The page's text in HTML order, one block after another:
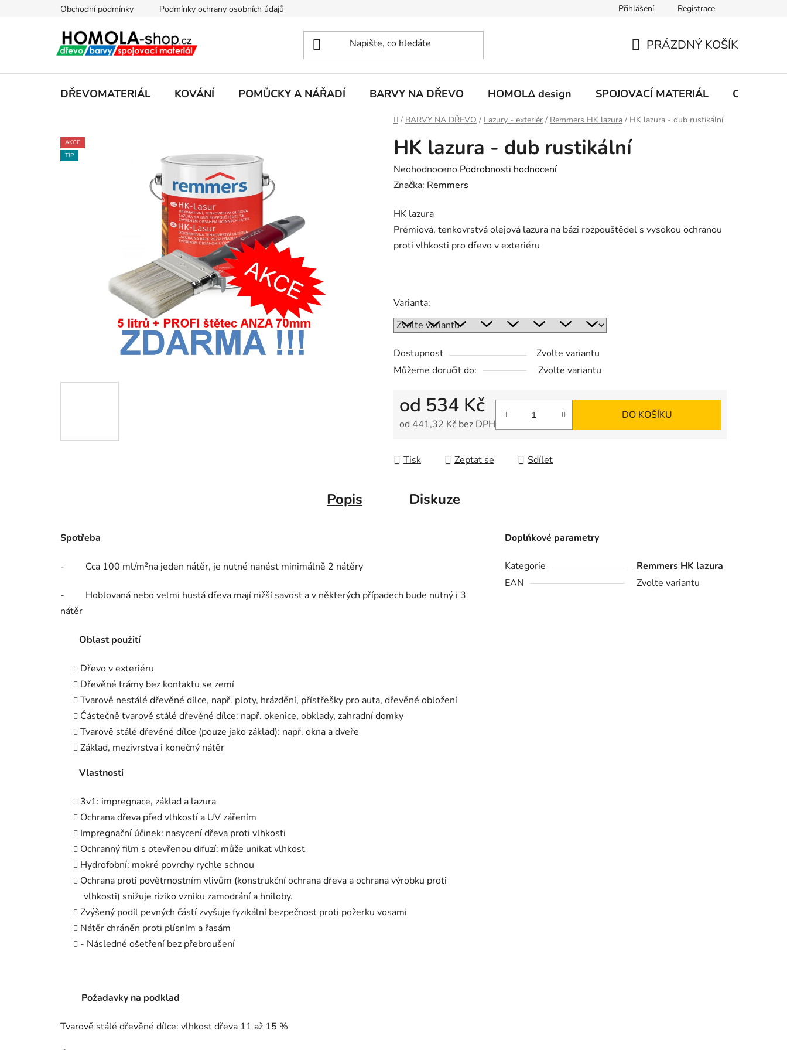
Obchodní podmínky Podmínky ochrany osobních údajů Přihlášení Registrace
KOŠÍK
PRÁZDNÝ KOŠÍK
DŘEVOMATERIÁL KOVÁNÍ POMŮCKY A NÁŘADÍ BARVY NA DŘEVO HOMOLΔ design SPOJOVACÍ MATERIÁL CHEMIE
Domů
/ BARVY NA DŘEVO / Lazury - exteriér / Remmers HK lazura / HK lazura - dub rustikální
HK lazura - dub rustikální
Průměrné
hodnocení
je
0,0
z
Neohodnoceno Podrobnosti hodnocení
Značka: Remmers
HK lazura
Prémiová, tenkovrstvá olejová lazura na bázi rozpouštědel s vysokou ochranou
proti vlhkosti pro dřevo v exteriéru
Varianta:
Dostupnost
Zvolte variantu
Můžeme doručit do:
Zvolte variantu
od 534 Kč
od 441,32 Kč bez DPH
DO KOŠÍKU
Tisk Zeptat se Sdílet
AKCE
TIP
Popis Diskuze
Spotřeba
- Cca 100 ml/m²na jeden nátěr, je nutné nanést minimálně 2 nátěry
- Hoblovaná nebo velmi hustá dřeva mají nižší savost a v některých případech bude nutný i 3
nátěr
Oblast použití
Dřevo v exteriéru
Dřevěné trámy bez kontaktu se zemí
Tvarově nestálé dřevěné dílce, např. ploty, hrázdění, přístřešky pro auta, dřevěné obložení
Částečně tvarově stálé dřevěné dílce: např. okenice, obklady, zahradní domky
Tvarově stálé dřevěné dílce (pouze jako základ): např. okna a dveře
Základ, mezivrstva i konečný nátěr
Vlastnosti
3v1: impregnace, základ a lazura
Ochrana dřeva před vlhkostí a UV zářením
Impregnační účinek: nasycení dřeva proti vlhkosti
Ochranný film s otevřenou difuzí: může unikat vlhkost
Hydrofobní: mokré povrchy rychle schnou
Ochrana proti povětrnostním vlivům (konstrukční ochrana dřeva a ochrana výrobku proti
vlhkosti) snižuje riziko vzniku zamodrání a hniloby.
Zvýšený podíl pevných částí zvyšuje fyzikální bezpečnost proti požerku vosami
Nátěr chráněn proti plísním a řasám
- Následné ošetření bez přebroušení
Požadavky na podklad
Tvarově stálé dřevěné dílce: vlhkost dřeva 11 až 15 %
Doplňkové parametry
Kategorie
Remmers HK lazura
EAN
Zvolte variantu